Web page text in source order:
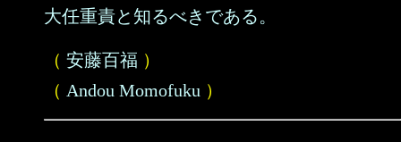
大任重責と知るべきである。
（ 安藤百福 ）
（ Andou Momofuku ）